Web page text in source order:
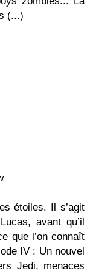
(...)
étoiles. Il s’agit
avant qu’il
que l’on connaît
IV : Un nouvel
Jedi, menaces